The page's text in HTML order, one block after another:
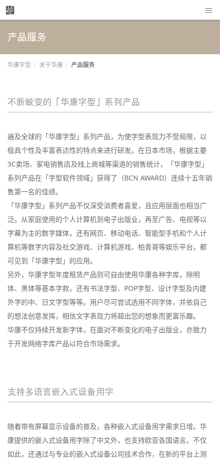
产品服务
华康字型 关于华康 产品服务
不断蜕变的「华康字型」系列产品
遍及全球的「华康字型」系列产品，为使字型表现力不受局限，以
极具个性及丰富表达性的特点来进行研发。在日本市场，根据主要
3C卖场、家电销售店及线上商城等渠道的销售统计，「华康字型」
系列产品在「字型软件领域」获得了（BCN AWARD）连续十五年销
售第一名的佳绩。
「华康字型」系列产品不仅深受消费者喜爱，且应用层面也相当广
泛。从家庭使用的个人计算机到电子出版业，再至广告、电视等以
字幕为主的数字媒体，还有网页、移动电话、智能型手机和个人计
算机等数字内容及社交游戏、计算机游戏、柏青哥等娱乐平台，都
可见到「华康字型」的应用。
另外，华康字型年度租赁产品则可自由使用华康各种字库，除明
体、黑体等基本字款，还有书法字型、POP字型、设计字型及内建
外字的中、日文字型等等。用户尽可尝试选用不同字体，并依自己
的想法创意发挥，相信文字表现力将超出您的想象而更富乐趣。
华康不仅持续开发新字体，在面对不断变化的电子出版业，亦致力
于开发网络字库产品以符合市场需求。
支持多语言嵌入式设备用字
随着带有屏幕显示设备的普及，各种嵌入式设备用字需求日增。华
康提供的嵌入式设备用字除了中文外，也支持欧亚各国语言。不仅
如此，还通过与专业的嵌入式设备公司技术合作，在新的平台上测